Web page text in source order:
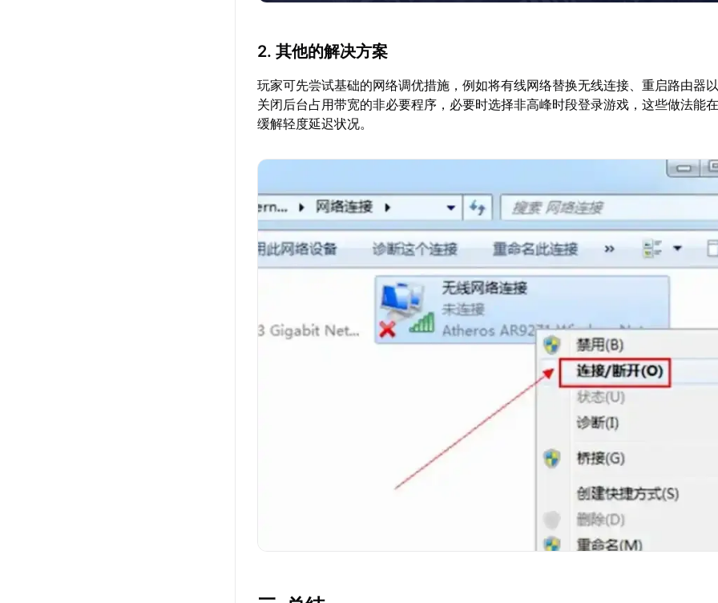
2. 其他的解决方案
玩家可先尝试基础的网络调优措施，例如将有线网络替换无线连接、重启路由器
关闭后台占用带宽的非必要程序，必要时选择非高峰时段登录游戏，这些做法能
缓解轻度延迟状况。